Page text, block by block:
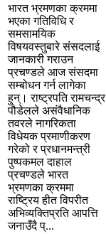
भारत भ्रमणका क्रममा
भएका गतिविधि र
समसामयिक
विषयवस्तुबारे संसदलाई
जानकारी गराउन
प्रचण्डले आज संसदमा
सम्बोधन गर्न लागेका
हुन्। राष्ट्रपति रामचन्द्र
पौडेलले असंवैधानिक
तवरले नागरिकता
विधेयक प्रमाणीकरण
गरेको र प्रधानमन्त्री
पुष्पकमल दाहाल
प्रचण्डले भारत
भ्रमणका क्रममा
राष्ट्रिय हीत विपरीत
अभिव्यक्तिप्रति आपत्ति
जनाउँदै प्...